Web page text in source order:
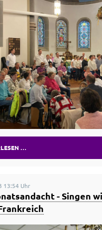
…
13:54 Uhr
- Singen